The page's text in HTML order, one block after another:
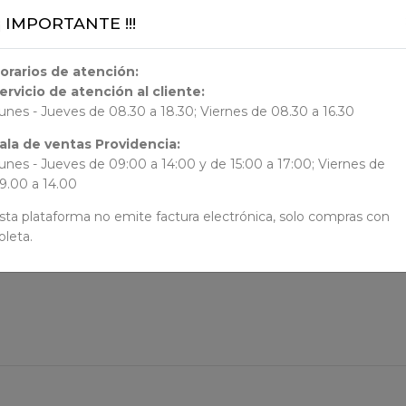
AUTORES
N/N
EN
IMPORTANTE !!!
de atención:
de atención al cliente:
- Jueves de 08.30 a 18.30; Viernes de 08.30 a 16.30
de ventas Providencia:
- Jueves de 09:00 a 14:00 y de 15:00 a 17:00; Viernes de
a 14.00
plataforma no emite factura electrónica, solo compras con